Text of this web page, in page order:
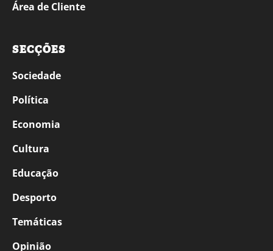
Área de Cliente
SECÇÕES
Sociedade
Política
Economia
Cultura
Educação
Desporto
Temáticas
Opinião